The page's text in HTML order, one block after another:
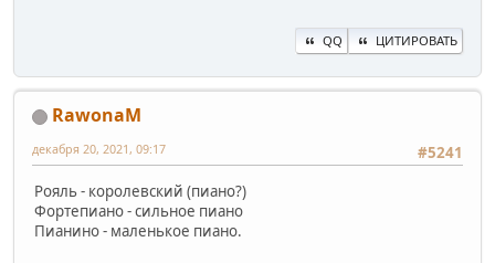
QQ ЦИТИРОВАТЬ
RawonaM
#5241
декабря 20, 2021, 09:17
Рояль - королевский (пиано?)
Фортепиано - сильное пиано
Пианино - маленькое пиано.